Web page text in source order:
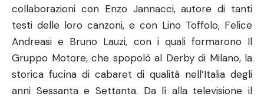
collaborazioni con Enzo Jannacci, autore di tanti
testi delle loro canzoni, e con Lino Toffolo, Felice
Andreasi e Bruno Lauzi, con i quali formarono Il
Gruppo Motore, che spopolò al Derby di Milano, la
storica fucina di cabaret di qualità nell’Italia degli
anni Sessanta e Settanta. Da lì alla televisione il